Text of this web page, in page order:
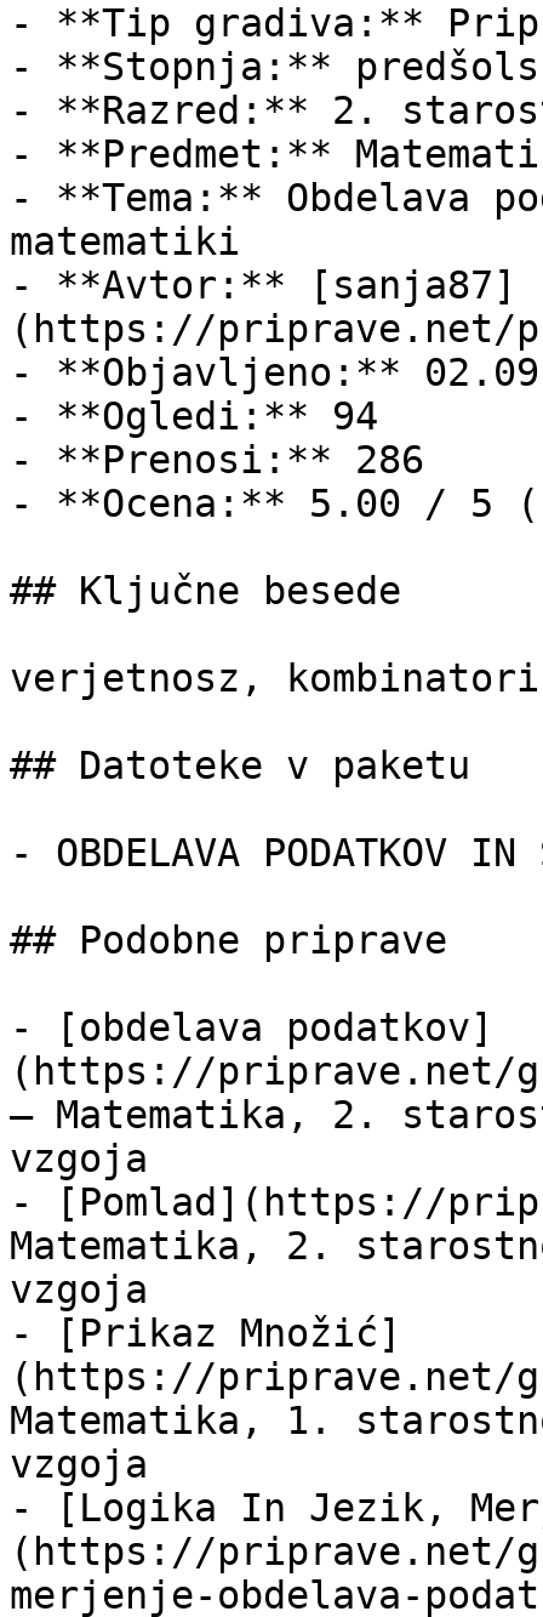
- **Tip gradiva:**
- **Stopnja:**
- **Razred:** 2.
- **Predmet:**
- **Tema:** Obdelava
matematiki
- **Avtor:** [sanja87]
(https://priprave.net/
- **Objavljeno:**
- **Ogledi:** 94
- **Prenosi:** 286
- **Ocena:** 5.00 / 5
## Ključne besede
verjetnosz,
## Datoteke v paketu
- OBDELAVA PODATKOV
## Podobne priprave
- [obdelava podatkov]
(https://priprave.net/
— Matematika, 2.
vzgoja
- [Pomlad](https://
Matematika, 2.
vzgoja
- [Prikaz Množić]
(https://priprave.net/
Matematika, 1.
vzgoja
- [Logika In Jezik,
(https://priprave.net/
merjenje-obdelava-